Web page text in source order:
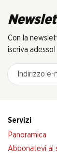
Con la
iscriva adesso!
Indirizzo e-mail
Servizi
Panoramica
Abbonatevi al